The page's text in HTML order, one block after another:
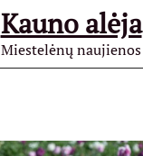
Kauno alėja
Miestelėnų naujienos